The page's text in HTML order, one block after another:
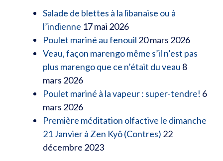
Salade de blettes à la libanaise ou à
l’indienne 17 mai 2026
Poulet mariné au fenouil 20 mars 2026
Veau, façon marengo même s’il n’est pas
plus marengo que ce n’était du veau 8
mars 2026
Poulet mariné à la vapeur : super-tendre! 6
mars 2026
Première méditation olfactive le dimanche
21 Janvier à Zen Kyô (Contres) 22
décembre 2023